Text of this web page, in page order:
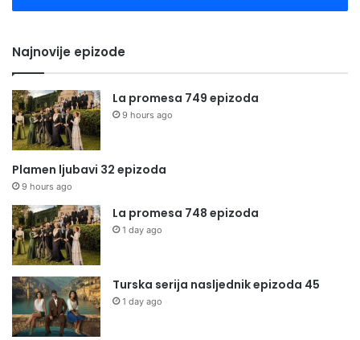
Najnovije epizode
La promesa 749 epizoda
9 hours ago
Plamen ljubavi 32 epizoda
9 hours ago
La promesa 748 epizoda
1 day ago
Turska serija nasljednik epizoda 45
1 day ago